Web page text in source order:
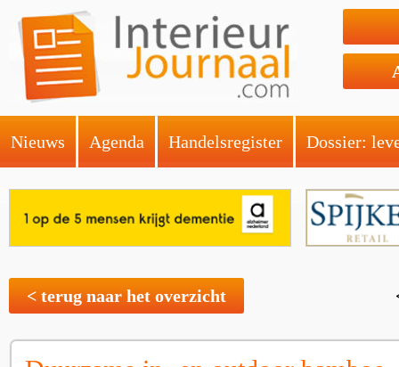
Nieuws Agenda Handelsregister Dossier:
< terug naar het overzicht